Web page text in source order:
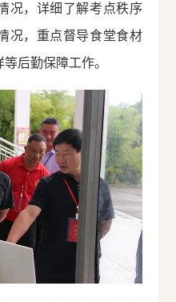
况，详细了解考点秩序
况，重点督导食堂食材
后勤保障工作。